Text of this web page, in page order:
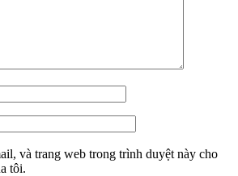
và trang web trong trình duyệt này cho
tôi.